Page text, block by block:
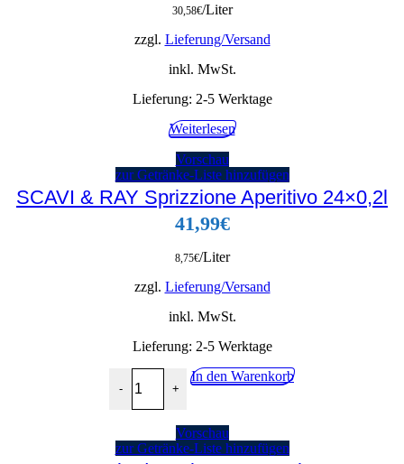
30,58€/Liter
zzgl. Lieferung/Versand
inkl. MwSt.
Lieferung: 2-5 Werktage
Weiterlesen
Vorschau
zur Getränke-Liste hinzufügen
SCAVI & RAY Sprizzione Aperitivo 24×0,2l
41,99€
8,75€/Liter
zzgl. Lieferung/Versand
inkl. MwSt.
Lieferung: 2-5 Werktage
-
SCAVI & RAY Sprizzione Aperitivo 24x0,2l
+
In den Warenkorb
Vorschau
zur Getränke-Liste hinzufügen